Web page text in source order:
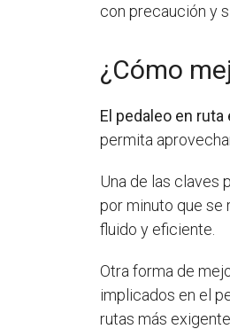
con precaución y
¿Cómo
El pedaleo en
permita
Una de las claves
por minuto que se
fluido y eficiente.
Otra forma de
implicados en el
rutas más